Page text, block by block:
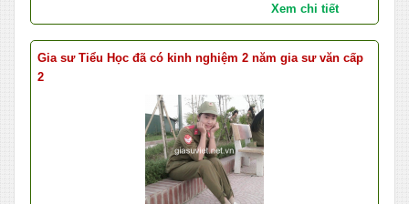
Xem chi tiết
Gia sư Tiểu Học đã có kinh nghiệm 2 năm gia sư văn cấp
2